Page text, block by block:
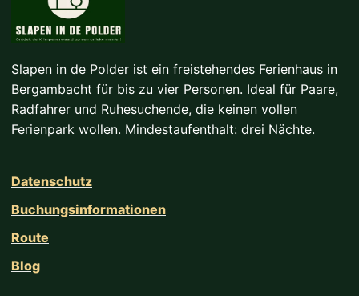
Slapen in de Polder ist ein freistehendes Ferienhaus in
Bergambacht für bis zu vier Personen. Ideal für Paare,
Radfahrer und Ruhesuchende, die keinen vollen
Ferienpark wollen. Mindestaufenthalt: drei Nächte.
Datenschutz
Buchungsinformationen
Route
Blog